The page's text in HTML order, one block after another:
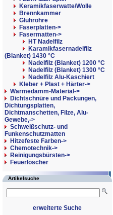
Keramikfaserwatte/Wolle
Brennkammer
Glührohre
Faserplatten->
Fasermatten->
HT Nadelfilz
Karamikfasernadelfilz
(Blanket) 1430 °C
Nadelfilz (Blanket) 1200 °C
Nadelfilz (Blanket) 1300 °C
Nadelfilz Alu-Kaschiert
Kleber + Plast + Härter->
Wärmedämm-Material->
Dichtschnüre und Packungen,
Dichtungsplatten,
Dichtmanschetten, Filze, Alu-
Gewebe,->
Schweißschutz- und
Funkenschutzmatten
Hitzefeste Farben->
Chemotechnik->
Reinigungsbürsten->
Feuerlöscher
Artikelsuche
erweiterte Suche